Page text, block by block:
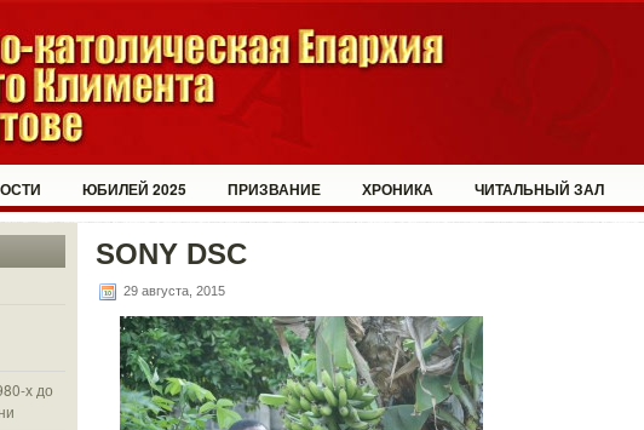
ЮБИЛЕЙ 2025 ПРИЗВАНИЕ ХРОНИКА ЧИТАЛЬНЫЙ ЗАЛ
х до
SONY DSC
29 августа, 2015